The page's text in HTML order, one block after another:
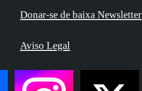
Donar-se de baixa Newsletter
Aviso Legal